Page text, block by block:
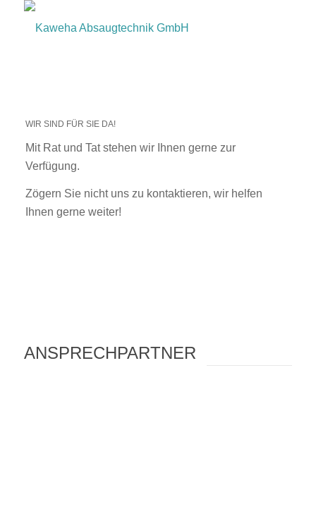
WIR SIND FÜR SIE DA!
Mit Rat und Tat stehen wir Ihnen gerne zur
Verfügung.
Zögern Sie nicht uns zu kontaktieren, wir helfen
Ihnen gerne weiter!
ANSPRECHPARTNER